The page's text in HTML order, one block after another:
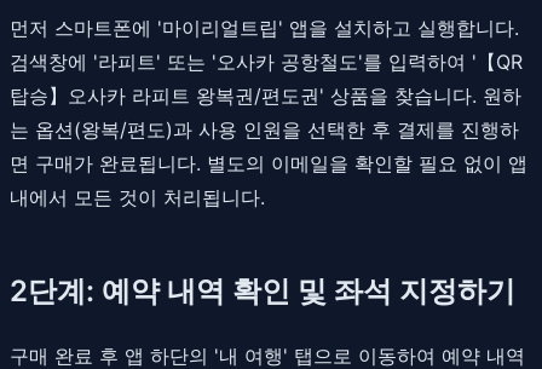
먼저 스마트폰에 '마이리얼트립' 앱을 설치하고 실행합니다.
검색창에 '라피트' 또는 '오사카 공항철도'를 입력하여 '【QR
탑승】오사카 라피트 왕복권/편도권' 상품을 찾습니다. 원하
는 옵션(왕복/편도)과 사용 인원을 선택한 후 결제를 진행하
면 구매가 완료됩니다. 별도의 이메일을 확인할 필요 없이 앱
내에서 모든 것이 처리됩니다.
2단계: 예약 내역 확인 및 좌석 지정하기
구매 완료 후 앱 하단의 '내 여행' 탭으로 이동하여 예약 내역